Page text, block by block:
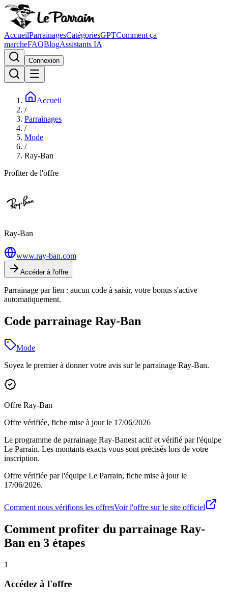
AccueilParrainagesCatégoriesGPTComment ça
marcheFAQBlogAssistants IA
Connexion
Accueil
/
Parrainages
/
Mode
/
Ray-Ban
Profiter de l'offre
Ray-Ban
www.ray-ban.com
Accéder à l'offre
Parrainage par lien : aucun code à saisir, votre bonus s'active
automatiquement.
Code parrainage Ray-Ban
Mode
Soyez le premier à donner votre avis sur le parrainage Ray-Ban.
Offre Ray-Ban
Offre vérifiée, fiche mise à jour le 17/06/2026
Le programme de parrainage Ray-Banest actif et vérifié par l'équipe
Le Parrain. Les montants exacts vous sont précisés lors de votre
inscription.
Offre vérifiée par l'équipe Le Parrain, fiche mise à jour le
17/06/2026.
Comment nous vérifions les offresVoir l'offre sur le site officiel
Comment profiter du parrainage Ray-
Ban en 3 étapes
1
Accédez à l'offre